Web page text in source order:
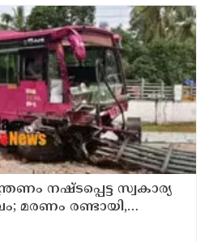
നഷ്ടപ്പെട്ട സ്വകാര്യ
മരണം രണ്ടായി,